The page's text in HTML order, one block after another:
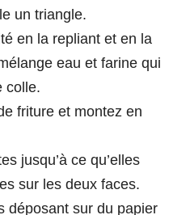
un triangle.
en la repliant et en la
eau et farine qui
colle.
friture et montez en
jusqu’à ce qu’elles
sur les deux faces.
déposant sur du papier